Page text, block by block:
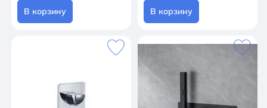
В корзину В корзину